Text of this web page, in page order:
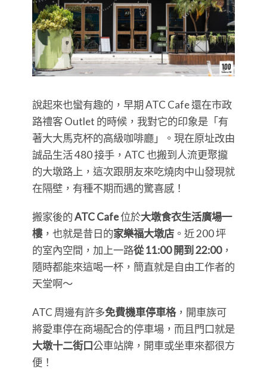
說起來也蠻有趣的，早期 ATC Cafe 還在市政
路禮客 Outlet 的時候，我對它的印象是「有
著大大馬克杯的高級咖啡廳」。現在原址改由
誠品生活 480 接手，ATC 也搬到人流更聚攏
的大墩路上，這次跟朋友來吃燒肉中山發現就
在隔壁，有種不期而遇的驚喜感！
搬家後的ATC Cafe位於大墩食衣生活廣場一
樓，也就是昔日的家樂福大墩店 。近 200 坪
的室內空間，加上一路從 11:00 開到 22:00，
隨時都能來這喝一杯，簡直就是自由工作者的
天堂啊～
ATC 周邊有許多免費機車停車格，開車族可
將愛車停在商場配合的停車場，而且門口就是
大墩十二街口公車站牌，開車或坐車來都很方
便！